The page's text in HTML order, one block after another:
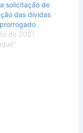
solicitação de
das dívidas
de 2021